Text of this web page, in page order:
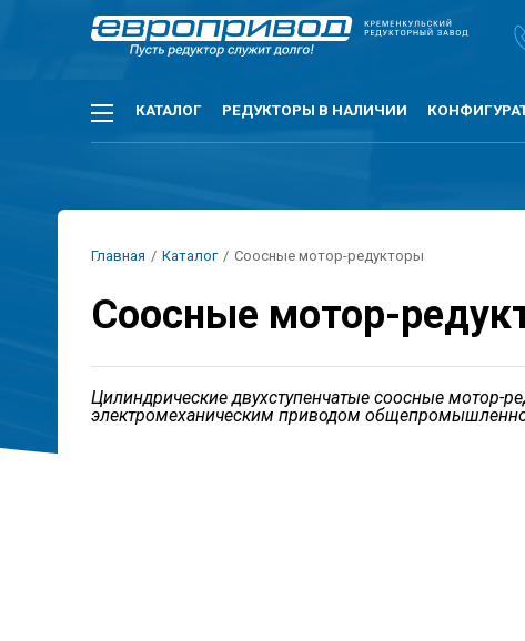
Основная
навигация
КАТАЛОГ РЕДУКТОРЫ В НАЛИЧИИ
Строка
навигации
Главная / Каталог / Соосные мотор-редукторы
Соосные мотор-
Цилиндрические двухступенчатые соосные мотор-
электромеханическим приводом